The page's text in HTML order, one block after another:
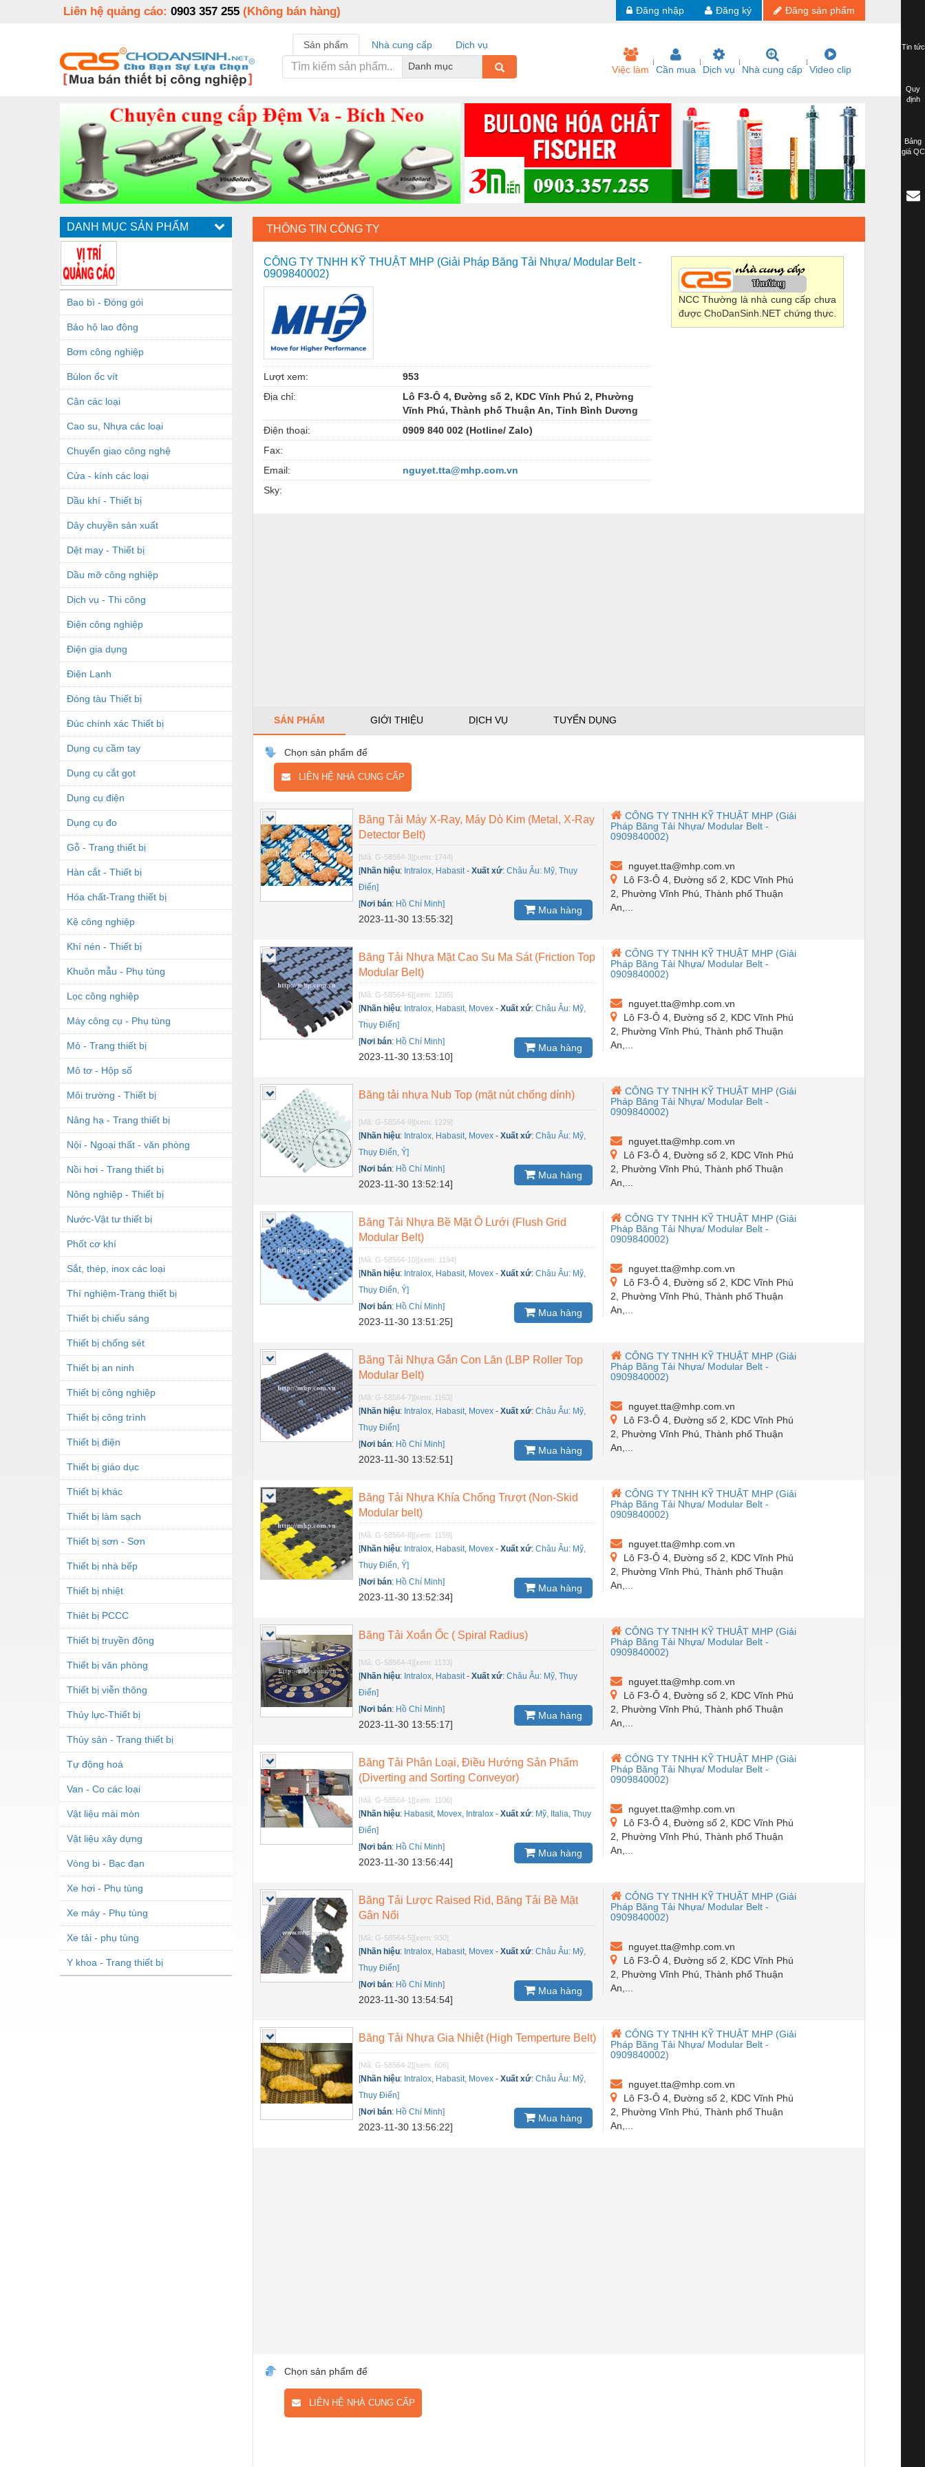
Liên hệ quảng cáo: 0903 357 255 (Không bán hàng) Đăng sản phẩm
Đăng ký
Đăng nhập
Sản phẩm Nhà cung cấp
Dịch vụ
Danh mục
Việc làm Cần mua Dịch vụ Nhà cung cấp Video clip
DANH MỤC SẢN PHẨM
Bao bì - Đóng gói
Bảo hộ lao động
Bơm công nghiệp
Bùlon ốc vít
Cân các loại
Cao su, Nhựa các loại
Chuyển giao công nghệ
Cửa - kính các loại
Dầu khí - Thiết bị
Dây chuyền sản xuất
Dệt may - Thiết bị
Dầu mỡ công nghiệp
Dịch vụ - Thi công
Điện công nghiệp
Điện gia dụng
Điện Lạnh
Đóng tàu Thiết bị
Đúc chính xác Thiết bị
Dụng cụ cầm tay
Dụng cụ cắt gọt
Dụng cụ điện
Dụng cụ đo
Gỗ - Trang thiết bị
Hàn cắt - Thiết bị
Hóa chất-Trang thiết bị
Kệ công nghiệp
Khí nén - Thiết bị
Khuôn mẫu - Phụ tùng
Lọc công nghiệp
Máy công cụ - Phụ tùng
Mỏ - Trang thiết bị
Mô tơ - Hộp số
Môi trường - Thiết bị
Nâng hạ - Trang thiết bị
Nội - Ngoại thất - văn phòng
Nồi hơi - Trang thiết bị
Nông nghiệp - Thiết bị
Nước-Vật tư thiết bị
Phốt cơ khí
Sắt, thép, inox các loại
Thí nghiệm-Trang thiết bị
Thiết bị chiếu sáng
Thiết bị chống sét
Thiết bị an ninh
Thiết bị công nghiệp
Thiết bị công trình
Thiết bị điện
Thiết bị giáo dục
Thiết bị khác
Thiết bị làm sạch
Thiết bị sơn - Sơn
Thiết bị nhà bếp
Thiết bị nhiệt
Thiêt bị PCCC
Thiết bị truyền động
Thiết bị văn phòng
Thiết bị viễn thông
Thủy lực-Thiết bị
Thủy sản - Trang thiết bị
Tự động hoá
Van - Co các loại
Vật liệu mài mòn
Vật liệu xây dựng
Vòng bi - Bạc đạn
Xe hơi - Phụ tùng
Xe máy - Phụ tùng
Xe tải - phụ tùng
Y khoa - Trang thiết bị
THÔNG TIN CÔNG TY
CÔNG TY TNHH KỸ THUẬT MHP (Giải Pháp Băng Tải Nhựa/ Modular Belt -
0909840002)
Lượt xem:
953
Địa chỉ:
Lô F3-Ô 4, Đường số 2, KDC Vĩnh Phú 2, Phường
Vĩnh Phú, Thành phố Thuận An, Tỉnh Bình Dương
Điện thoại:
‎0909 840 002 (Hotline/ Zalo)
Fax:
Email:
nguyet.tta@mhp.com.vn
Sky:
NCC Thường là nhà cung cấp chưa
được ChoDanSinh.NET chứng thực.
SẢN PHẨM GIỚI THIỆU DỊCH VỤ TUYỂN DỤNG
Chọn sản phẩm để
LIÊN HỆ NHÀ CUNG CẤP
Băng Tải Máy X-Ray, Máy Dò Kim (Metal, X-Ray
Detector Belt)
[Mã: G-58564-3][xem: 1744]
[Nhãn hiệu: Intralox, Habasit-Xuất xứ:Châu Âu: Mỹ, Thụy
Điển]
[Nơi bán: Hồ Chí Minh]
2023-11-30 13:55:32]
Mua hàng
CÔNG TY TNHH KỸ THUẬT MHP (Giải
Pháp Băng Tải Nhựa/ Modular Belt -
0909840002)
nguyet.tta@mhp.com.vn
Lô F3-Ô 4, Đường số 2, KDC Vĩnh Phú
2, Phường Vĩnh Phú, Thành phố Thuận
An,...
Băng Tải Nhựa Mặt Cao Su Ma Sát (Friction Top
Modular Belt)
[Mã: G-58564-6][xem: 1285]
[Nhãn hiệu: Intralox, Habasit, Movex -Xuất xứ:Châu Âu: Mỹ,
Thụy Điển]
[Nơi bán: Hồ Chí Minh]
2023-11-30 13:53:10]
Mua hàng
CÔNG TY TNHH KỸ THUẬT MHP (Giải
Pháp Băng Tải Nhựa/ Modular Belt -
0909840002)
nguyet.tta@mhp.com.vn
Lô F3-Ô 4, Đường số 2, KDC Vĩnh Phú
2, Phường Vĩnh Phú, Thành phố Thuận
An,...
Băng tải nhựa Nub Top (mặt nút chống dính)
[Mã: G-58564-9][xem: 1229]
[Nhãn hiệu: Intralox, Habasit, Movex -Xuất xứ:Châu Âu: Mỹ,
Thụy Điển, Ý]
[Nơi bán: Hồ Chí Minh]
2023-11-30 13:52:14]
Mua hàng
CÔNG TY TNHH KỸ THUẬT MHP (Giải
Pháp Băng Tải Nhựa/ Modular Belt -
0909840002)
nguyet.tta@mhp.com.vn
Lô F3-Ô 4, Đường số 2, KDC Vĩnh Phú
2, Phường Vĩnh Phú, Thành phố Thuận
An,...
Băng Tải Nhựa Bề Mặt Ô Lưới (Flush Grid
Modular Belt)
[Mã: G-58564-10][xem: 1194]
[Nhãn hiệu: Intralox, Habasit, Movex -Xuất xứ:Châu Âu: Mỹ,
Thụy Điển, Ý]
[Nơi bán: Hồ Chí Minh]
2023-11-30 13:51:25]
Mua hàng
CÔNG TY TNHH KỸ THUẬT MHP (Giải
Pháp Băng Tải Nhựa/ Modular Belt -
0909840002)
nguyet.tta@mhp.com.vn
Lô F3-Ô 4, Đường số 2, KDC Vĩnh Phú
2, Phường Vĩnh Phú, Thành phố Thuận
An,...
Băng Tải Nhựa Gắn Con Lăn (LBP Roller Top
Modular Belt)
[Mã: G-58564-7][xem: 1163]
[Nhãn hiệu: Intralox, Habasit, Movex -Xuất xứ:Châu Âu: Mỹ,
Thụy Điển]
[Nơi bán: Hồ Chí Minh]
2023-11-30 13:52:51]
Mua hàng
CÔNG TY TNHH KỸ THUẬT MHP (Giải
Pháp Băng Tải Nhựa/ Modular Belt -
0909840002)
nguyet.tta@mhp.com.vn
Lô F3-Ô 4, Đường số 2, KDC Vĩnh Phú
2, Phường Vĩnh Phú, Thành phố Thuận
An,...
Băng Tải Nhựa Khía Chống Trượt (Non-Skid
Modular belt)
[Mã: G-58564-8][xem: 1159]
[Nhãn hiệu: Intralox, Habasit, Movex -Xuất xứ:Châu Âu: Mỹ,
Thụy Điển, Ý]
[Nơi bán: Hồ Chí Minh]
2023-11-30 13:52:34]
Mua hàng
CÔNG TY TNHH KỸ THUẬT MHP (Giải
Pháp Băng Tải Nhựa/ Modular Belt -
0909840002)
nguyet.tta@mhp.com.vn
Lô F3-Ô 4, Đường số 2, KDC Vĩnh Phú
2, Phường Vĩnh Phú, Thành phố Thuận
An,...
Băng Tải Xoắn Ốc ( Spiral Radius)
[Mã: G-58564-4][xem: 1133]
[Nhãn hiệu: Intralox, Habasit-Xuất xứ:Châu Âu: Mỹ, Thụy
Điển]
[Nơi bán: Hồ Chí Minh]
2023-11-30 13:55:17]
Mua hàng
CÔNG TY TNHH KỸ THUẬT MHP (Giải
Pháp Băng Tải Nhựa/ Modular Belt -
0909840002)
nguyet.tta@mhp.com.vn
Lô F3-Ô 4, Đường số 2, KDC Vĩnh Phú
2, Phường Vĩnh Phú, Thành phố Thuận
An,...
Băng Tải Phân Loại, Điều Hướng Sản Phẩm
(Diverting and Sorting Conveyor)
[Mã: G-58564-1][xem: 1106]
[Nhãn hiệu: Habasit, Movex, Intralox -Xuất xứ: Mỹ, Italia, Thụy
Điển]
[Nơi bán: Hồ Chí Minh]
2023-11-30 13:56:44]
Mua hàng
CÔNG TY TNHH KỸ THUẬT MHP (Giải
Pháp Băng Tải Nhựa/ Modular Belt -
0909840002)
nguyet.tta@mhp.com.vn
Lô F3-Ô 4, Đường số 2, KDC Vĩnh Phú
2, Phường Vĩnh Phú, Thành phố Thuận
An,...
Băng Tải Lược Raised Rid, Băng Tải Bề Mặt
Gân Nổi
[Mã: G-58564-5][xem: 930]
[Nhãn hiệu: Intralox, Habasit, Movex -Xuất xứ:Châu Âu: Mỹ,
Thụy Điển]
[Nơi bán: Hồ Chí Minh]
2023-11-30 13:54:54]
Mua hàng
CÔNG TY TNHH KỸ THUẬT MHP (Giải
Pháp Băng Tải Nhựa/ Modular Belt -
0909840002)
nguyet.tta@mhp.com.vn
Lô F3-Ô 4, Đường số 2, KDC Vĩnh Phú
2, Phường Vĩnh Phú, Thành phố Thuận
An,...
Băng Tải Nhựa Gia Nhiệt (High Temperture Belt)
[Mã: G-58564-2][xem: 606]
[Nhãn hiệu: Intralox, Habasit, Movex -Xuất xứ:Châu Âu: Mỹ,
Thụy Điển]
[Nơi bán: Hồ Chí Minh]
2023-11-30 13:56:22]
Mua hàng
CÔNG TY TNHH KỸ THUẬT MHP (Giải
Pháp Băng Tải Nhựa/ Modular Belt -
0909840002)
nguyet.tta@mhp.com.vn
Lô F3-Ô 4, Đường số 2, KDC Vĩnh Phú
2, Phường Vĩnh Phú, Thành phố Thuận
An,...
Chọn sản phẩm để
LIÊN HỆ NHÀ CUNG CẤP
Tin tức
Quy
định
Bảng
giá QC